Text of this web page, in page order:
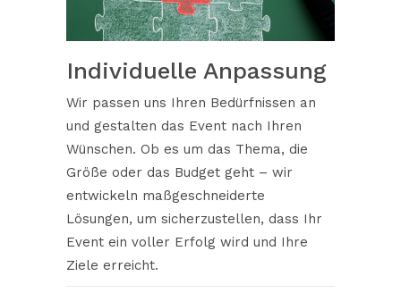
Individuelle Anpassung
Wir passen uns Ihren Bedürfnissen an
und gestalten das Event nach Ihren
Wünschen. Ob es um das Thema, die
Größe oder das Budget geht – wir
entwickeln maßgeschneiderte
Lösungen, um sicherzustellen, dass Ihr
Event ein voller Erfolg wird und Ihre
Ziele erreicht.